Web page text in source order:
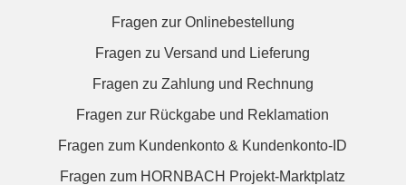
Fragen zur Onlinebestellung
Fragen zu Versand und Lieferung
Fragen zu Zahlung und Rechnung
Fragen zur Rückgabe und Reklamation
Fragen zum Kundenkonto & Kundenkonto-ID
Fragen zum HORNBACH Projekt-Marktplatz